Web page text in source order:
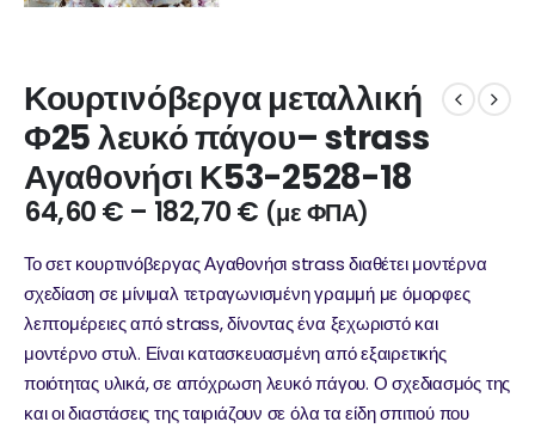
Κουρτινόβεργα μεταλλική
Φ25 λευκό πάγου– strass
Αγαθονήσι Κ53-2528-18
64,60€ – 182,70€ (με ΦΠΑ)
Το σετ κουρτινόβεργας Αγαθονήσι strass διαθέτει μοντέρνα
σχεδίαση σε μίνιμαλ τετραγωνισμένη γραμμή με όμορφες
λεπτομέρειες από strass, δίνοντας ένα ξεχωριστό και
μοντέρνο στυλ. Είναι κατασκευασμένη από εξαιρετικής
ποιότητας υλικά, σε απόχρωση λευκό πάγου. Ο σχεδιασμός της
και οι διαστάσεις της ταιριάζουν σε όλα τα είδη σπιτιού που